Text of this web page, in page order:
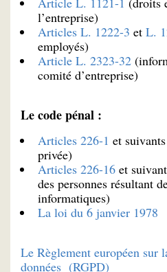
l’entreprise)
Articles L. 1222-3 et L.
employés)
Article L. 2323-32
comité d’entreprise)
Le code pénal :
Articles 226-1 et
privée)
Articles 226-16 et
des personnes résultant
informatiques)
La loi du 6 janvier 1978
Le Règlement européen sur
données (RGPD)